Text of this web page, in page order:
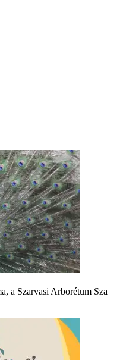
a Szarvasi Arborétum Sza